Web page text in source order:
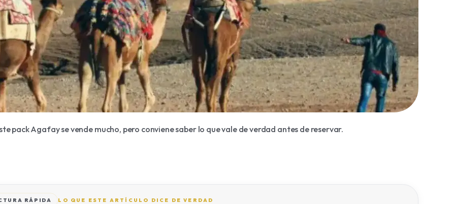
pack Agafay se vende mucho, pero conviene saber lo que vale de verdad antes de reservar.
RÁPIDA LO QUE ESTE ARTÍCULO DICE DE VERDAD